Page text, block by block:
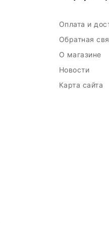
Оплата и
Обратная
О магазине
Новости
Карта сайта